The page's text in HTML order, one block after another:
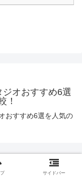
ジオおすすめ6選
！
おすすめ6選を人気の
サイドバー